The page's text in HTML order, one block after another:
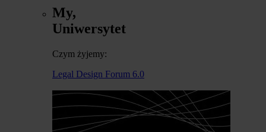
My,
Uniwersytet
Czym żyjemy:
Legal Design Forum 6.0